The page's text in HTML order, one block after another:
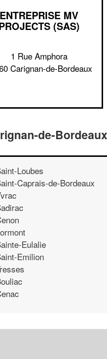
ENTREPRISE MV
(SAS)
1 Rue Amphora
Carignan-de-Bordeaux
de-Bordeaux
Loubes
Caprais-de-Bordeaux
Eulalie
Emilion